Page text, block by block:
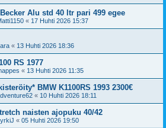
Alu std 40 ltr pari 499 egee
« 17 Huhti 2026 15:37
« 13 Huhti 2026 18:36
RS 1977
« 13 Huhti 2026 11:35
BMW K1100RS 1993 2300€
« 10 Huhti 2026 18:11
naisten ajopuku 40/42
« 05 Huhti 2026 19:50